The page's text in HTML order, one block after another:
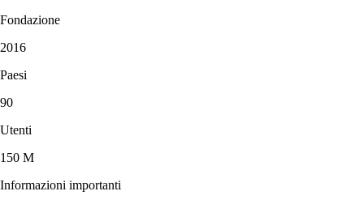
Fondazione
2016
Paesi
90
Utenti
150 M
Informazioni importanti